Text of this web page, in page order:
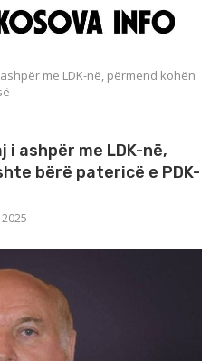
me LDK-në, përmend kohën
ashpër me LDK-në,
bërë patericë e PDK-